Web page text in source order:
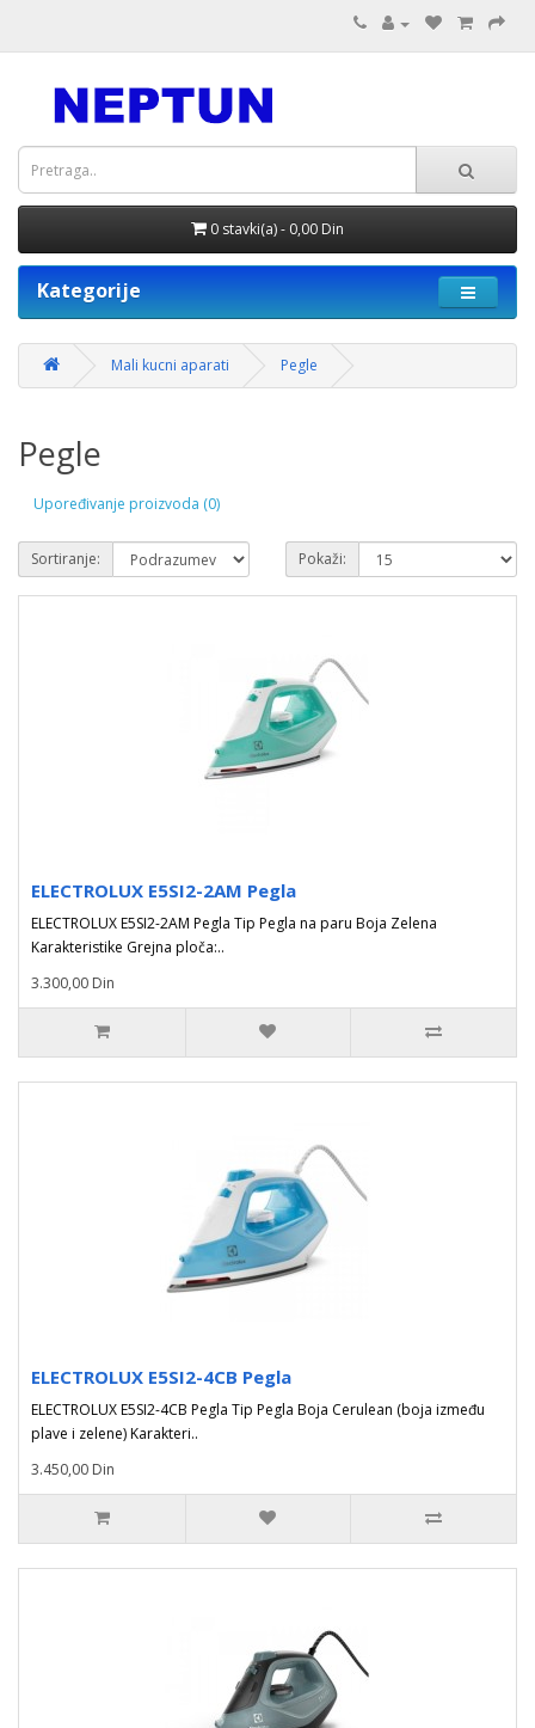
0 stavki(a) - 0,00 Din
Kategorije
Mali kucni aparati Pegle
Pegle
Upoređivanje proizvoda (0)
Sortiranje: Pokaži:
ELECTROLUX E5SI2-2AM Pegla
ELECTROLUX E5SI2-2AM Pegla Tip Pegla na paru Boja Zelena
Karakteristike Grejna ploča:..
3.300,00 Din
ELECTROLUX E5SI2-4CB Pegla
ELECTROLUX E5SI2-4CB Pegla Tip Pegla Boja Cerulean (boja između
plave i zelene) Karakteri..
3.450,00 Din